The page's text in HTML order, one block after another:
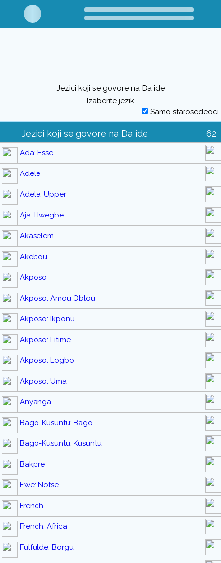
Jezici koji se govore na Da ide
Izaberite jezik
Samo starosedeoci
Jezici koji se govore na Da ide 62
Ada: Esse
Adele
Adele: Upper
Aja: Hwegbe
Akaselem
Akebou
Akposo
Akposo: Amou Oblou
Akposo: Ikponu
Akposo: Litime
Akposo: Logbo
Akposo: Uma
Anyanga
Bago-Kusuntu: Bago
Bago-Kusuntu: Kusuntu
Bakpre
Ewe: Notse
French
French: Africa
Fulfulde, Borgu